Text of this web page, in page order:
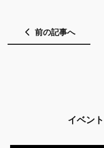
前の記事へ
イベン